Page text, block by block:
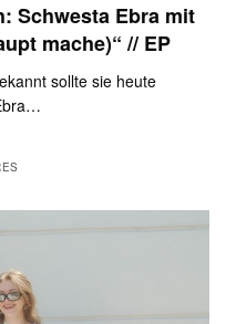
Schwesta Ebra mit
mache)“ // EP
sollte sie heute